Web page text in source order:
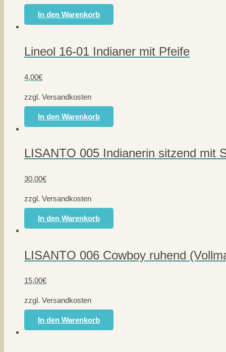
In den Warenkorb
Lineol 16-01 Indianer mit Pfeife
4,00€
zzgl. Versandkosten
In den Warenkorb
LISANTO 005 Indianerin sitzend mit
30,00€
zzgl. Versandkosten
In den Warenkorb
LISANTO 006 Cowboy ruhend
15,00€
zzgl. Versandkosten
In den Warenkorb